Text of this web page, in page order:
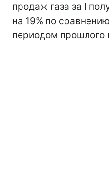
продаж газа за I
на 19% по
периодом прошлого